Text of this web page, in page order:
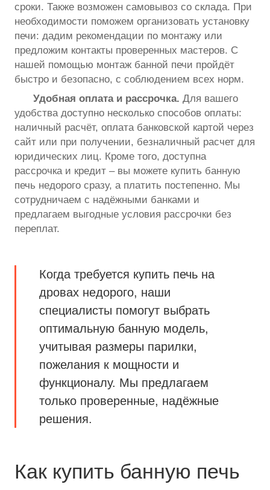
сроки. Также возможен самовывоз со склада. При
необходимости поможем организовать установку
печи: дадим рекомендации по монтажу или
предложим контакты проверенных мастеров. С
нашей помощью монтаж банной печи пройдёт
быстро и безопасно, с соблюдением всех норм.
Удобная оплата и рассрочка. Для вашего
удобства доступно несколько способов оплаты:
наличный расчёт, оплата банковской картой через
сайт или при получении, безналичный расчет для
юридических лиц. Кроме того, доступна
рассрочка и кредит – вы можете купить банную
печь недорого сразу, а платить постепенно. Мы
сотрудничаем с надёжными банками и
предлагаем выгодные условия рассрочки без
переплат.
Когда требуется купить печь на
дровах недорого, наши
специалисты помогут выбрать
оптимальную банную модель,
учитывая размеры парилки,
пожелания к мощности и
функционалу. Мы предлагаем
только проверенные, надёжные
решения.
Как купить банную печь